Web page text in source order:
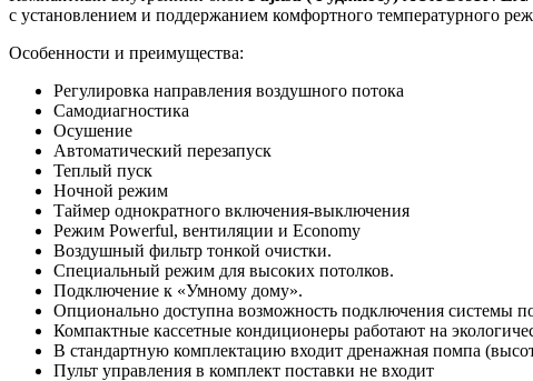
с установлением и поддержанием комфортного температурного
Особенности и преимущества:
Регулировка направления воздушного потока
Самодиагностика
Осушение
Автоматический перезапуск
Теплый пуск
Ночной режим
Таймер однократного включения-выключения
Режим Powerful, вентиляции и Economy
Воздушный фильтр тонкой очистки.
Специальный режим для высоких потолков.
Подключение к «Умному дому».
Опционально доступна возможность подключения системы
Компактные кассетные кондиционеры работают на
В стандартную комплектацию входит дренажная помпа
Пульт управления в комплект поставки не входит